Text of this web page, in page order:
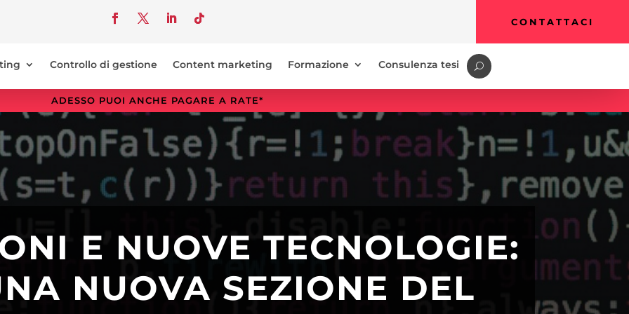
CONTATTACI
Controllo di gestione Content marketing Formazione Consulenza tesi
ADESSO PUOI ANCHE PAGARE A RATE*
E NUOVE TECNOLOGIE:
NUOVA SEZIONE DEL